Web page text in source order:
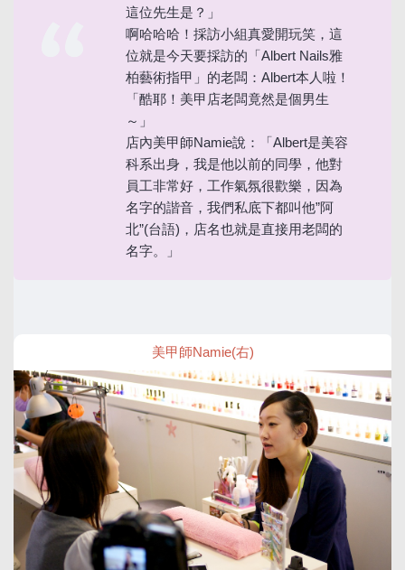
這位先生是？」
啊哈哈哈！採訪小組真愛開玩笑，這
位就是今天要採訪的「Albert Nails雅
柏藝術指甲」的老闆：Albert本人啦！
「酷耶！美甲店老闆竟然是個男生
～」
店內美甲師Namie說：「Albert是美容
科系出身，我是他以前的同學，他對
員工非常好，工作氣氛很歡樂，因為
名字的諧音，我們私底下都叫他”阿
北”(台語)，店名也就是直接用老闆的
名字。」
美甲師Namie(右)